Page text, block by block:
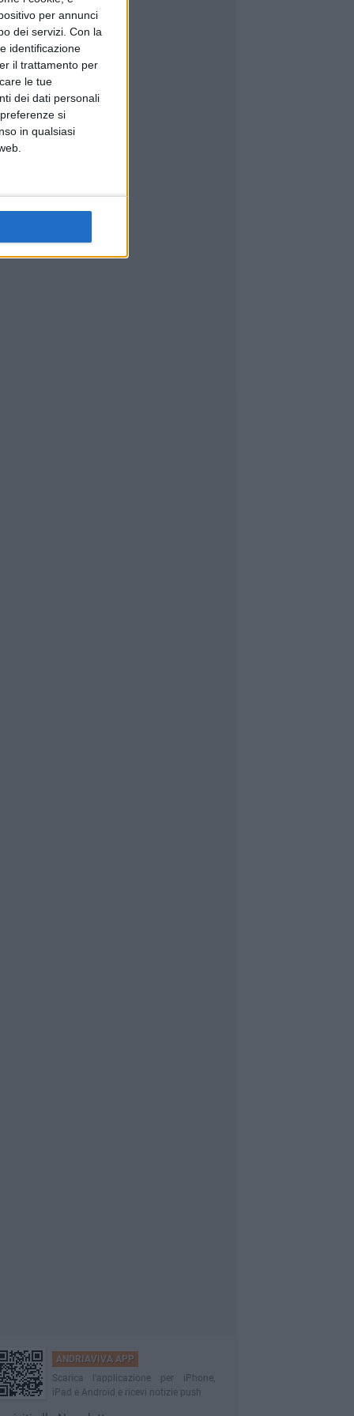
per annunci
dei servizi. Con la
identificazione
il trattamento per
le tue
dei dati personali
si
in qualsiasi
ANDRIAVIVA APP
Scarica l'applicazione per iPhone,
iPad e Android e ricevi notizie push